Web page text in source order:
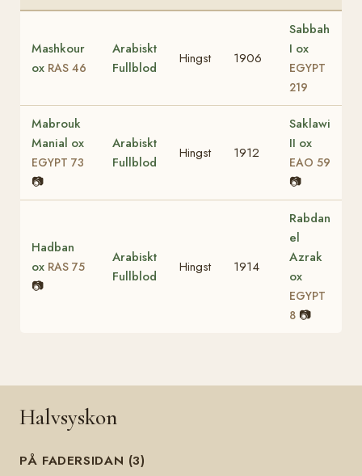
Mashkour
ox RAS 46
Arabiskt
Fullblod
Hingst 1906
Sabbah
I ox
EGYPT
219
Mabrouk
Manial ox
EGYPT 73
📷
Arabiskt
Fullblod
Hingst 1912
Saklawi
II ox
EAO 59
📷
Hadban
ox RAS 75
📷
Arabiskt
Fullblod
Hingst 1914
Rabdan
el
Azrak
ox
EGYPT
8 📷
Halvsyskon
PÅ FADERSIDAN (3)